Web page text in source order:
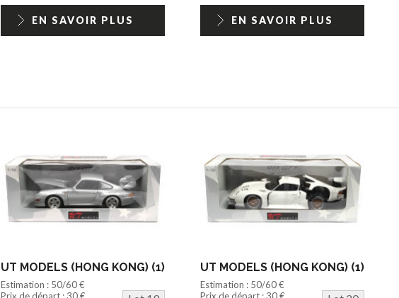
EN SAVOIR PLUS EN SAVOIR PLUS
UT MODELS (HONG KONG) (1)
Estimation : 50/60 €
Prix de départ : 30 €
UT MODELS (HONG KONG) (1)
Estimation : 50/60 €
Prix de départ : 30 €